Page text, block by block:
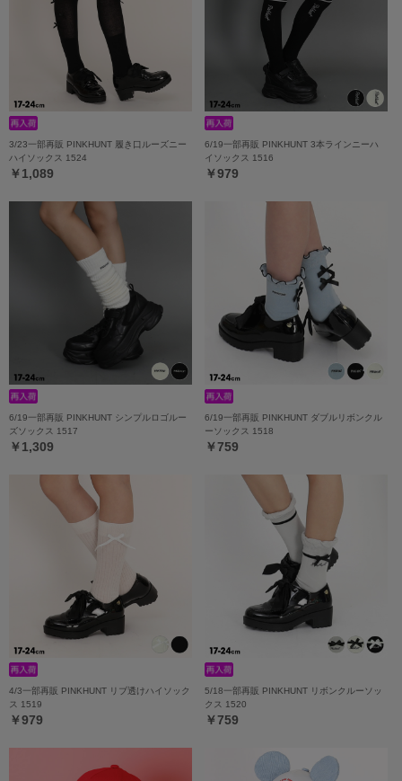
3/23一部再販 PINKHUNT 履き口ルーズニー
ハイソックス 1524
￥1,089
6/19一部再販 PINKHUNT 3本ラインニーハ
イソックス 1516
￥979
6/19一部再販 PINKHUNT シンプルロゴルー
ズソックス 1517
￥1,309
6/19一部再販 PINKHUNT ダブルリボンクル
ーソックス 1518
￥759
4/3一部再販 PINKHUNT リブ透けハイソック
ス 1519
￥979
5/18一部再販 PINKHUNT リボンクルーソッ
クス 1520
￥759